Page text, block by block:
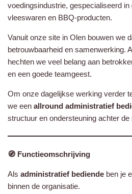
voedingsindustrie, gespecialiseerd
vleeswaren en BBQ‑producten.
Vanuit onze site in Olen bouwen we
betrouwbaarheid en samenwerking.
hechten we veel belang aan
en een goede teamgeest.
Om onze dagelijkse werking verder
we een allround administratief
structuur en ondersteuning achter de
🧭 Functieomschrijving
Als administratief bediende ben je
binnen de organisatie.